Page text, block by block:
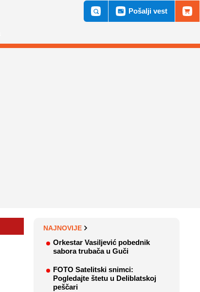
Pošalji vest
NAJNOVIJE
Orkestar Vasiljević pobednik
sabora trubača u Guči
FOTO Satelitski snimci:
Pogledajte štetu u Deliblatskoj
peščari